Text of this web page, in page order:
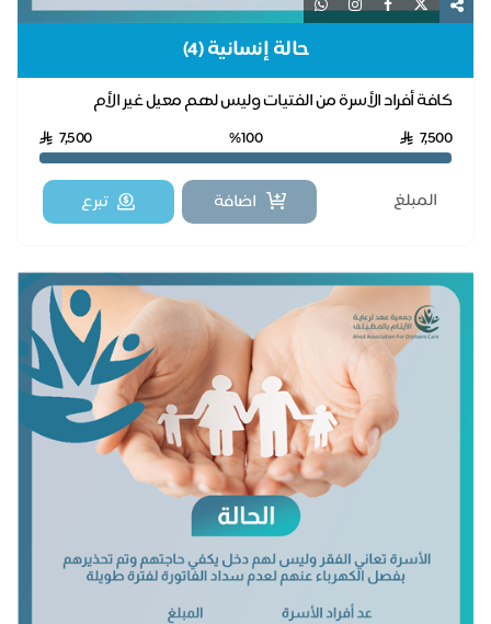
حالة إنسانية (4)
كافة أفراد الأسرة من الفتيات وليس لهم معيل غير الأم
7,500
%100
7,500
اضافة تبرع